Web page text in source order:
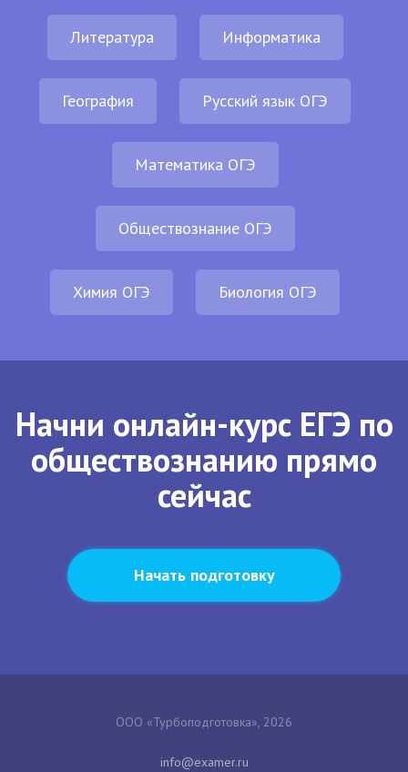
Литература Информатика
География Русский язык ОГЭ
Математика ОГЭ
Обществознание ОГЭ
Химия ОГЭ Биология ОГЭ
Начни онлайн-курс ЕГЭ по
обществознанию прямо
сейчас
Начать подготовку
ООО «Турбоподготовка», 2026